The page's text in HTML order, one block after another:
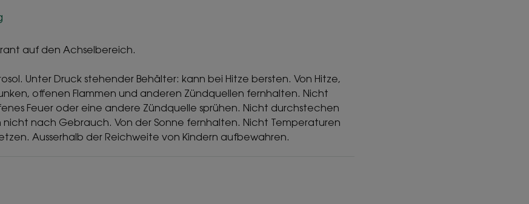
auf den Achselbereich.
Unter Druck stehender Behälter: kann bei Hitze bersten. Von Hitze,
offenen Flammen und anderen Zündquellen fernhalten. Nicht
Feuer oder eine andere Zündquelle sprühen. Nicht durchstechen
nach Gebrauch. Von der Sonne fernhalten. Nicht Temperaturen
Ausserhalb der Reichweite von Kindern aufbewahren.